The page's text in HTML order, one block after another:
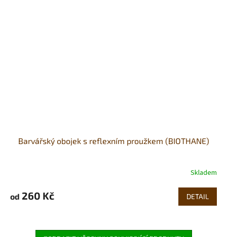
Barvářský obojek s reflexním proužkem (BIOTHANE)
Skladem
od 260 Kč DETAIL